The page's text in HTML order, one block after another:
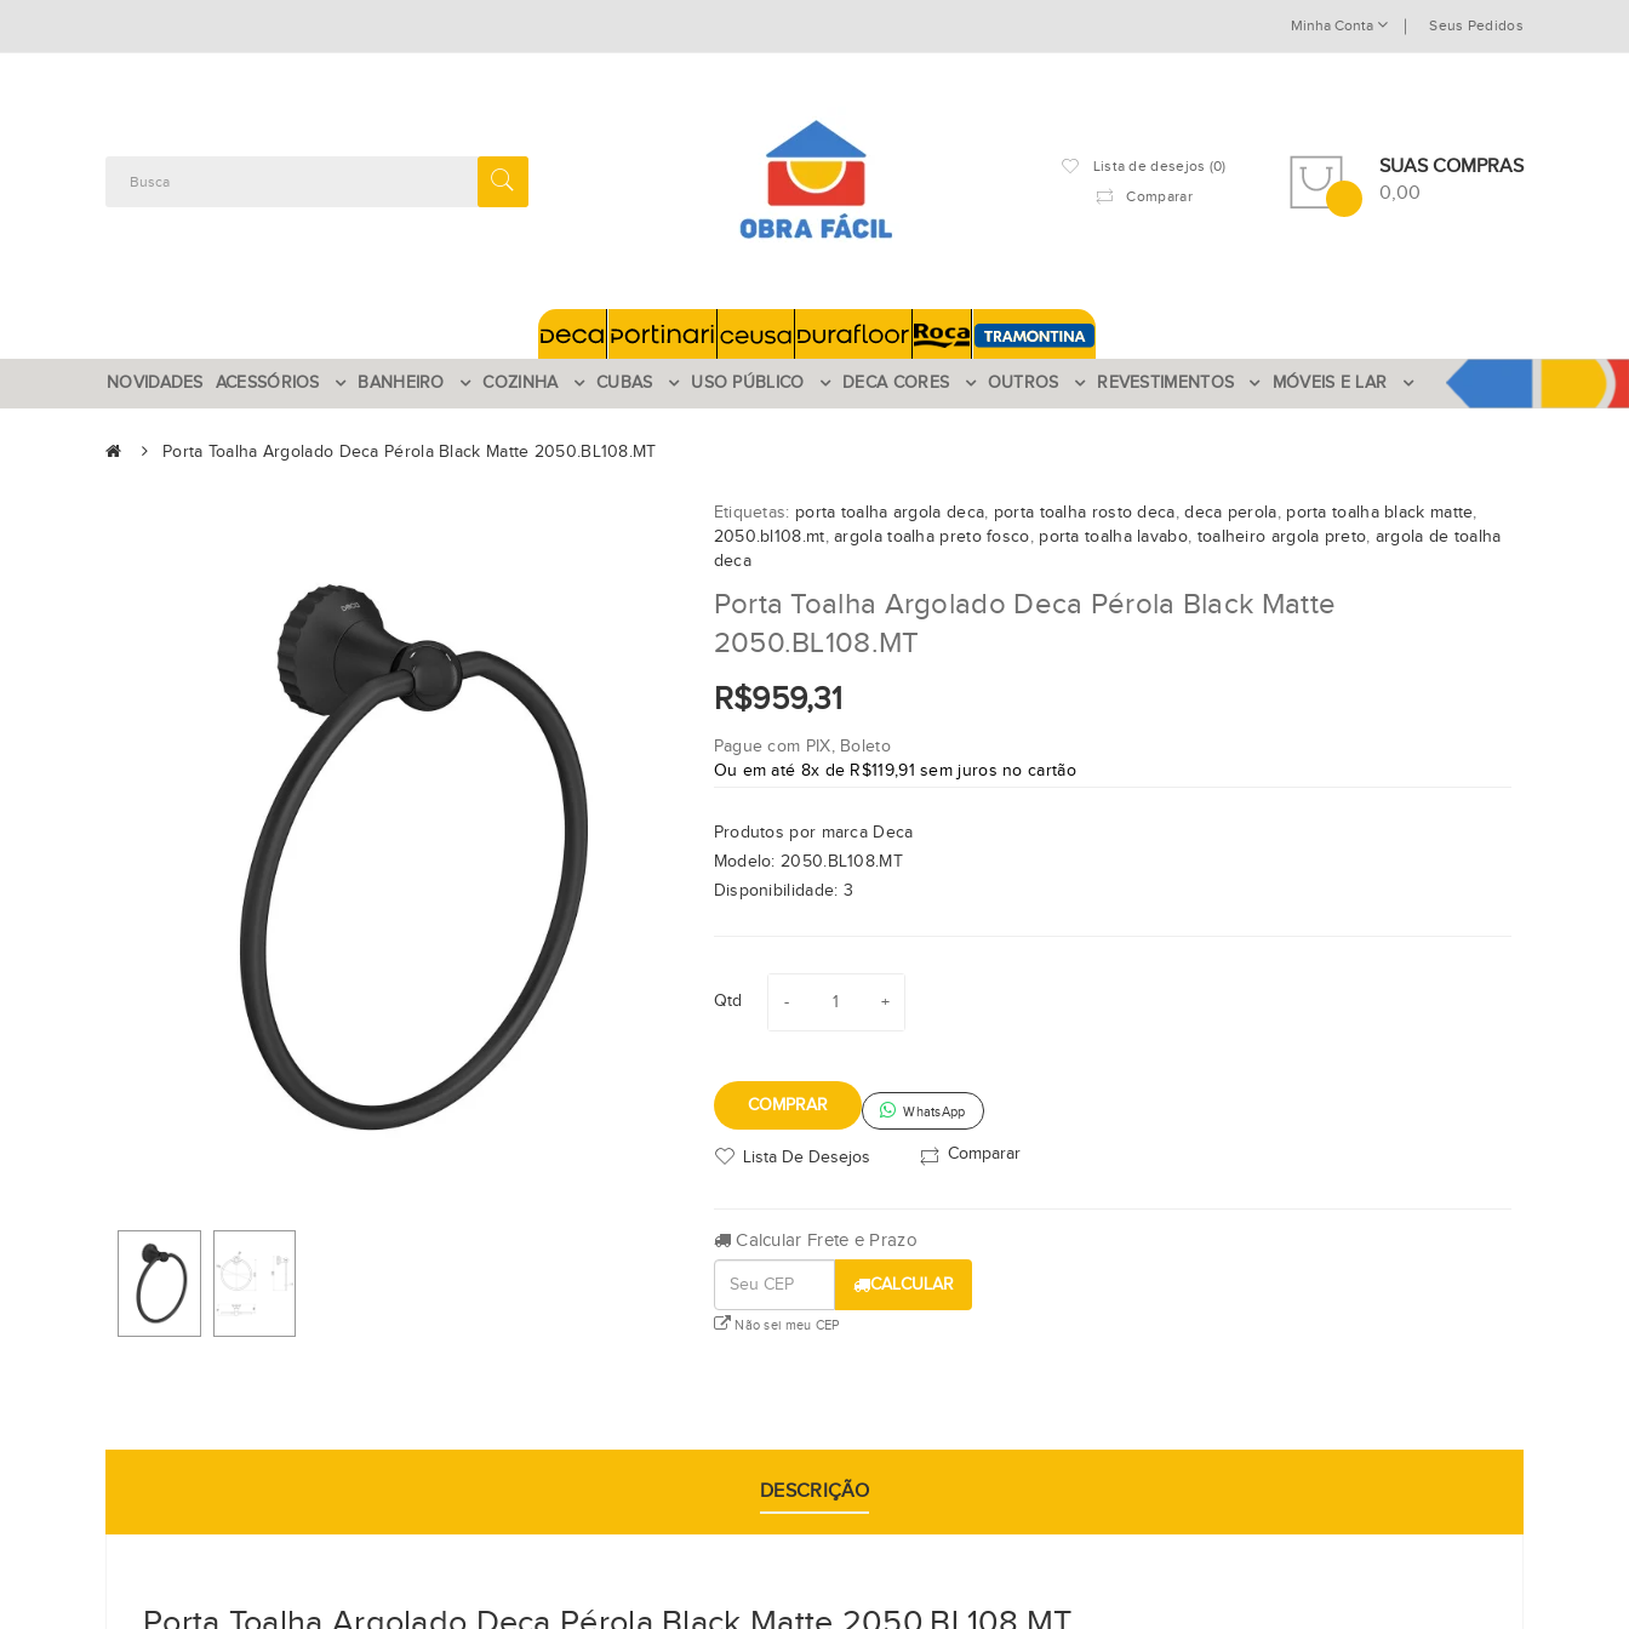
Minha Conta Seus Pedidos
Lista de desejos (0)
Comparar
SUAS COMPRAS
0,00
NOVIDADES ACESSÓRIOS BANHEIRO COZINHA CUBAS USO PÚBLICO DECA CORES OUTROS REVESTIMENTOS MÓVEIS E LAR
Porta Toalha Argolado Deca Pérola Black Matte 2050.BL108.MT
Etiquetas: porta toalha argola deca, porta toalha rosto deca,deca perola, porta toalha black matte,
2050.bl108.mt,argola toalha preto fosco, porta toalha lavabo, toalheiro argola preto, argola de toalha
deca
Porta Toalha Argolado Deca Pérola Black Matte
2050.BL108.MT
R$959,31
Pague com PIX, Boleto
Ou em até 8x de R$119,91 sem juros no cartão
Produtos por marca Deca
Modelo:2050.BL108.MT
Disponibilidade: 3
Qtd
COMPRAR WhatsApp
Lista De Desejos Comparar
Calcular Frete e Prazo
CALCULAR
Não sei meu CEP
DESCRIÇÃO